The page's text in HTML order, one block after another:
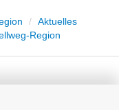
Aktuelles
Region